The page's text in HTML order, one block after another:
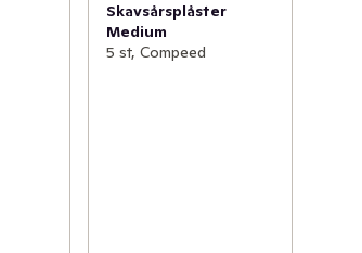
Skavsårsplåster
Medium
5 st, Compeed